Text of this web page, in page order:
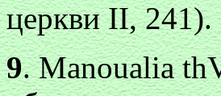
церкви II, 241).
9.Manoualia